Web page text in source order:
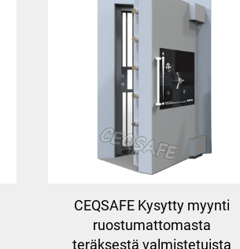
CEQSAFE Kysytty myynti
ruostumattomasta
teräksestä valmistetuista